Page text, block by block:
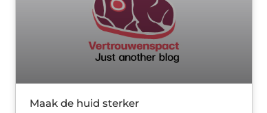
Maak de huid sterker